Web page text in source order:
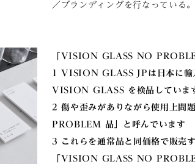
／ブランディングを行なっている。
「VISION GLASS NO
1 VISION GLASS JPは日本に輸
VISION GLASS を検品していま
2 傷や歪みがありながら使用上問
PROBLEM 品」と呼んでいます
3 これらを通常品と同価格で販売
「VISION GLASS NO